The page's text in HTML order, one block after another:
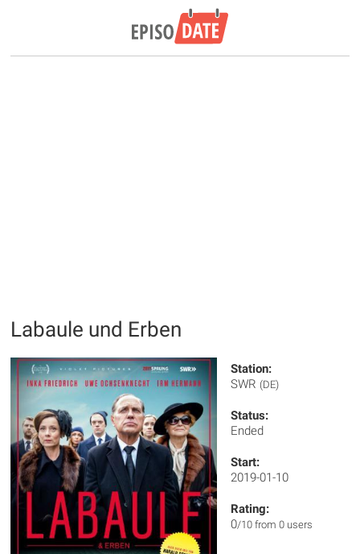
Labaule und Erben
Station:
SWR (DE)
Status:
Ended
Start:
2019-01-10
Rating:
0/10 from 0 users